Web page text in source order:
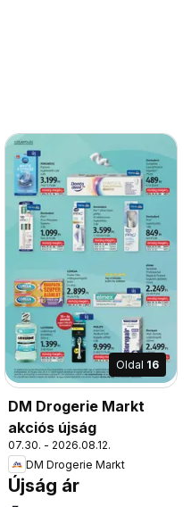
Oldal 16
DM Drogerie Markt
akciós újság
07.30. - 2026.08.12.
DM Drogerie Markt
Újság ár